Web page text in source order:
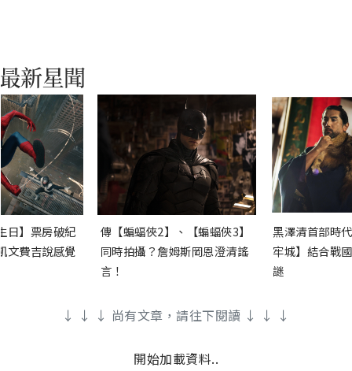
日】票房破紀
文費吉說感覺
傳【蝙蝠俠2】、【蝙蝠俠3】
同時拍攝？詹姆斯岡恩澄清謠
言！
黑澤清首部時
牢城】結合戰
謎
↓ ↓ ↓ 尚有文章，請往下閱讀 ↓ ↓ ↓
開始加載資料..